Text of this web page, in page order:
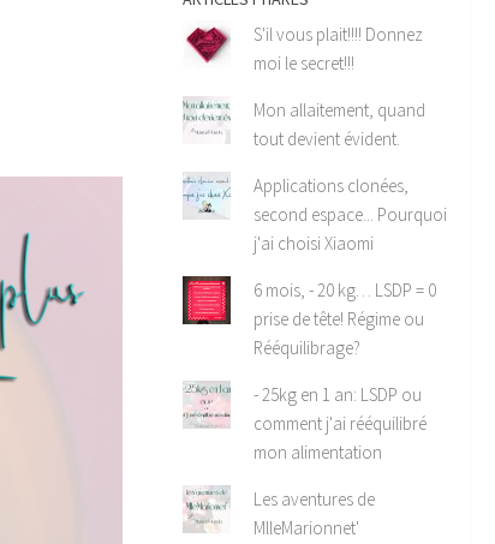
S'il vous plait!!!! Donnez
moi le secret!!!
Mon allaitement, quand
tout devient évident.
Applications clonées,
second espace... Pourquoi
j'ai choisi Xiaomi
6 mois, - 20 kg… LSDP = 0
prise de tête! Régime ou
Rééquilibrage?
- 25kg en 1 an: LSDP ou
comment j'ai rééquilibré
mon alimentation
Les aventures de
MlleMarionnet'